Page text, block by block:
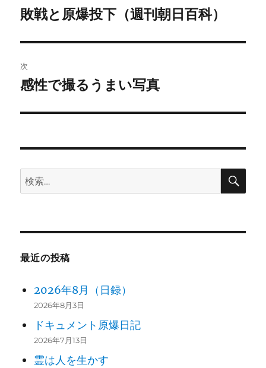
稿
ビ
ゲ
ー
ン
前
投
稿:
敗戦と原爆投下（週刊朝日百科）
次
次
投
感性で撮るうまい写真
検
索:
検
最近の投稿
2026年8月（日録）
2026年8月3日
ドキュメント原爆日記
2026年7月13日
霊は人を生かす